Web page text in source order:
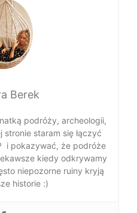
Berek
podróży, archeologii,
staram się łączyć
i pokazywać, że podróże
kiedy odkrywamy
niepozorne ruiny kryją
historie :)